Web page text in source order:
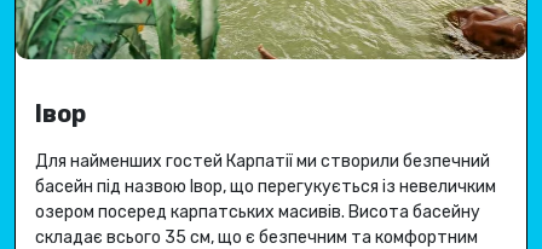
Івор
Для найменших гостей Карпатії ми створили безпечний
басейн під назвою Івор, що перегукується із невеличким
озером посеред карпатських масивів. Висота басейну
складає всього 35 см, що є безпечним та комфортним